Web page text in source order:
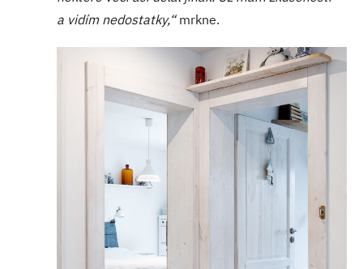
a vidím nedostatky,“mrkne.